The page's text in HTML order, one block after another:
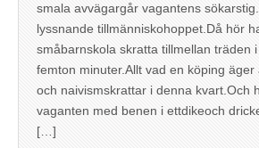
smala avvägargår vagantens
lyssnande tillmänniskohoppet.Då hör
småbarnskola skratta tillmellan träden
femton minuter.Allt vad en köping äger
och naivismskrattar i denna kvart.Och
vaganten med benen i ettdikeoch
[…]